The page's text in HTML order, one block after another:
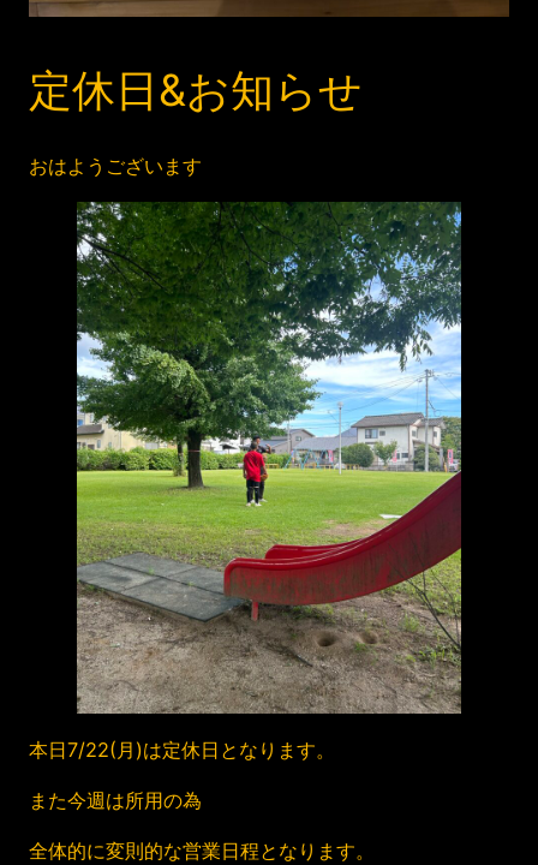
定休日&お知らせ
おはようございます
本日7/22(月)は定休日となります。
また今週は所用の為
全体的に変則的な営業日程となります。